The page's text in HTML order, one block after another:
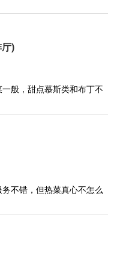
厅)
般，甜点慕斯类和布丁不
不错，但热菜真心不怎么